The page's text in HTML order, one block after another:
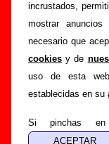
incrustados,
mostrar
necesario que
cookies y de
uso de esta
establecidas en su
Si pinchas
El alpinista de los
Esta página
sobre eldisco
Antonio Vega”,
del listado de
mostrarán en
medida que estén